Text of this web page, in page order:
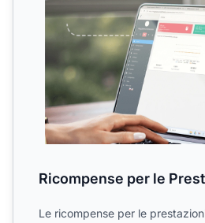
Ricompense per le
Le ricompense per le